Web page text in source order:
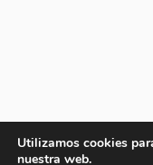
Utilizamos cookies
nuestra web.